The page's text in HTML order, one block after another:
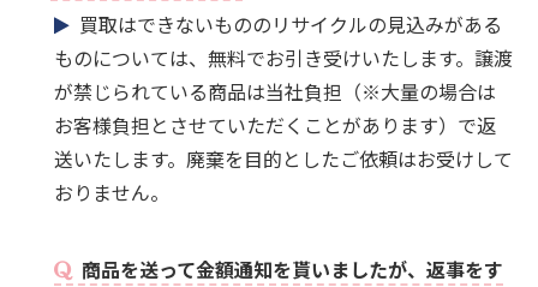
買取はできないもののリサイクルの見込みがある
ものについては、無料でお引き受けいたします。譲渡
が禁じられている商品は当社負担（※大量の場合は
お客様負担とさせていただくことがあります）で返
送いたします。廃棄を目的としたご依頼はお受けして
おりません。
商品を送って金額通知を貰いましたが、返事をす